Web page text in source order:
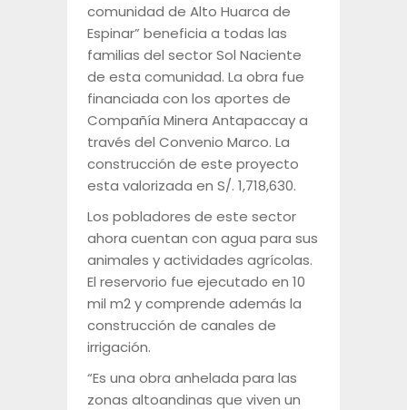
comunidad de Alto Huarca de
Espinar” beneficia a todas las
familias del sector Sol Naciente
de esta comunidad. La obra fue
financiada con los aportes de
Compañía Minera Antapaccay a
través del Convenio Marco. La
construcción de este proyecto
esta valorizada en S/. 1,718,630.
Los pobladores de este sector
ahora cuentan con agua para sus
animales y actividades agrícolas.
El reservorio fue ejecutado en 10
mil m2 y comprende además la
construcción de canales de
irrigación.
“Es una obra anhelada para las
zonas altoandinas que viven un